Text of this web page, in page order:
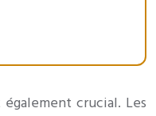
crucial. Les